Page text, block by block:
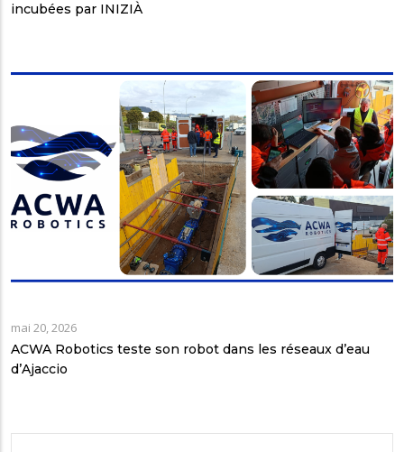
incubées par INIZIÀ
mai 20, 2026
ACWA Robotics teste son robot dans les réseaux d’eau
d’Ajaccio